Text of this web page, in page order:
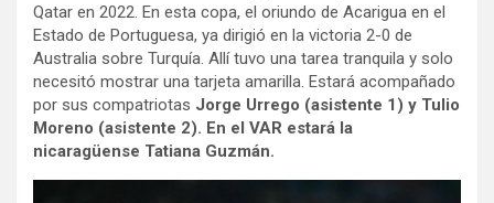
Qatar en 2022. En esta copa, el oriundo de Acarigua en el
Estado de Portuguesa, ya dirigió en la victoria 2-0 de
Australia sobre Turquía. Allí tuvo una tarea tranquila y solo
necesitó mostrar una tarjeta amarilla. Estará acompañado
por sus compatriotas Jorge Urrego (asistente 1) y Tulio
Moreno (asistente 2). En el VAR estará la
nicaragüense Tatiana Guzmán.